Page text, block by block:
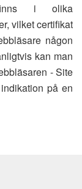
finns i olika
vilket certifikat
någon
kan man
- Site
på en